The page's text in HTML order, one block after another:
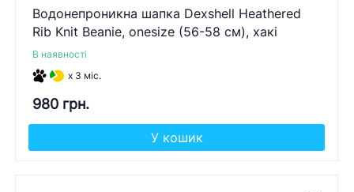
Водонепроникна шапка Dexshell Heathered
Rib Knit Beanie, onesize (56-58 см), хакі
В наявності
x 3 міс.
980 грн.
У кошик